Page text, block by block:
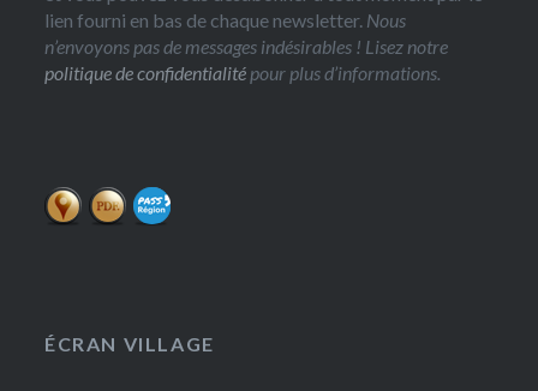
lien fourni en bas de chaque newsletter. Nous
n’envoyons pas de messages indésirables ! Lisez notre
politique de confidentialité pour plus d’informations.
ÉCRAN VILLAGE